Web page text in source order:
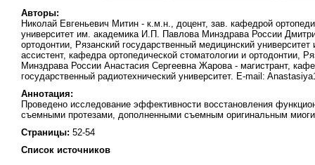
Авторы:
Николай Евгеньевич Митин - к.м.н., доцент, зав. кафедрой
университет им. академика И.П. Павлова Минздрава России
ортодонтии, Рязанский государственный медицинский
ассистент, кафедра ортопедической стоматологии и ортодонтии,
Минздрава России Анастасия Сергеевна Жарова - магистрант,
государственный радиотехнический университет. E-mail:
Аннотация:
Проведено исследование эффективности восстановления
съемными протезами, дополненными съемным оригинальным
Страницы: 52-54
Список источников